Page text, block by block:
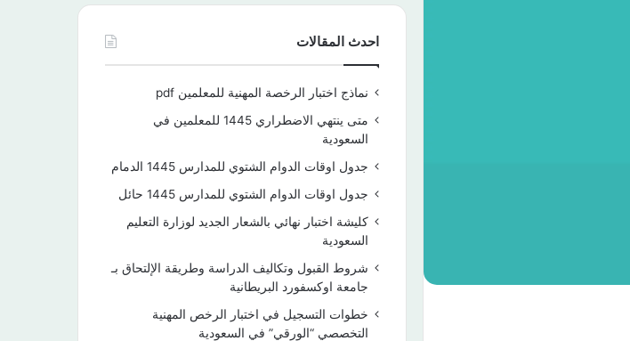
احدث المقالات
نماذج اختبار الرخصة المهنية للمعلمين pdf
متى ينتهي الاضطراري 1445 للمعلمين في
السعودية
جدول اوقات الدوام الشتوي للمدارس 1445 الدمام
جدول اوقات الدوام الشتوي للمدارس 1445 حائل
كليشة اختبار نهائي بالشعار الجديد لوزارة التعليم
السعودية
شروط القبول وتكاليف الدراسة وطريقة الإلتحاق بـ
جامعة اوكسفورد البريطانية
خطوات التسجيل في اختبار الرخص المهنية
التخصصي “الورقي” في السعودية